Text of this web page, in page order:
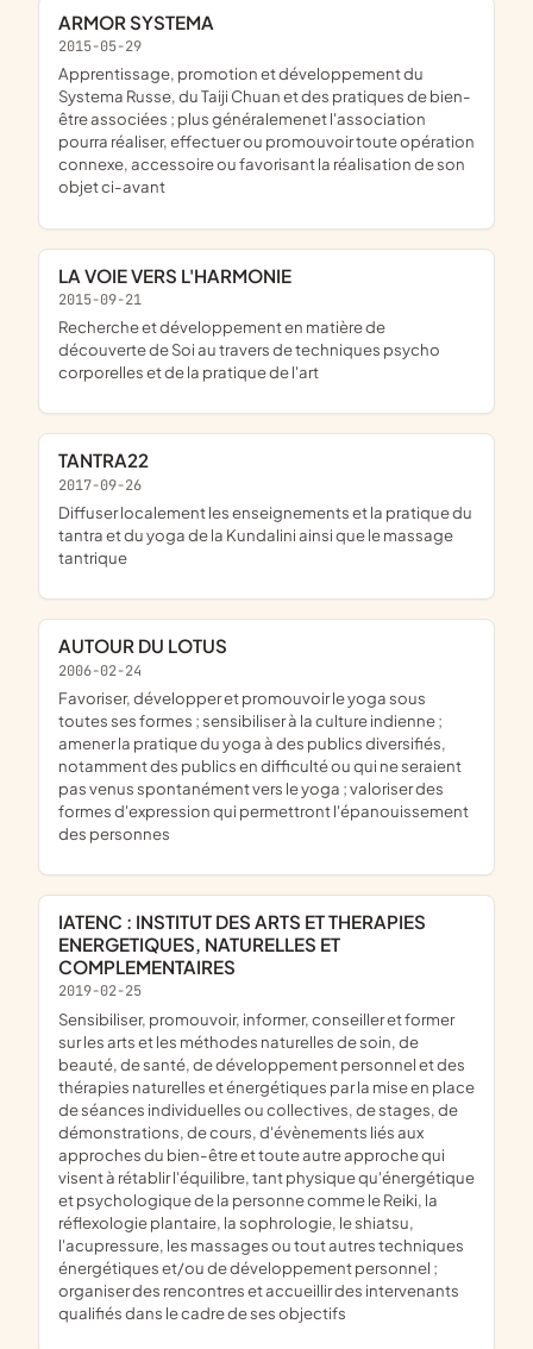
ARMOR SYSTEMA
2015-05-29
apprentissage, promotion et développement du
Systema Russe, du Taiji Chuan et des pratiques de bien-
être associées ; plus généralemenet l'association
pourra réaliser, effectuer ou promouvoir toute opération
connexe, accessoire ou favorisant la réalisation de son
objet ci-avant
LA VOIE VERS L'HARMONIE
2015-09-21
recherche et développement en matière de
découverte de Soi au travers de techniques psycho
corporelles et de la pratique de l'art
TANTRA22
2017-09-26
diffuser localement les enseignements et la pratique du
tantra et du yoga de la Kundalini ainsi que le massage
tantrique
AUTOUR DU LOTUS
2006-02-24
favoriser, développer et promouvoir le yoga sous
toutes ses formes ; sensibiliser à la culture indienne ;
amener la pratique du yoga à des publics diversifiés,
notamment des publics en difficulté ou qui ne seraient
pas venus spontanément vers le yoga ; valoriser des
formes d'expression qui permettront l'épanouissement
des personnes
IATENC : INSTITUT DES ARTS ET THERAPIES
ENERGETIQUES, NATURELLES ET
COMPLEMENTAIRES
2019-02-25
sensibiliser, promouvoir, informer, conseiller et former
sur les arts et les méthodes naturelles de soin, de
beauté, de santé, de développement personnel et des
thérapies naturelles et énergétiques par la mise en place
de séances individuelles ou collectives, de stages, de
démonstrations, de cours, d'évènements liés aux
approches du bien-être et toute autre approche qui
visent à rétablir l'équilibre, tant physique qu'énergétique
et psychologique de la personne comme le Reiki, la
réflexologie plantaire, la sophrologie, le shiatsu,
l'acupressure, les massages ou tout autres techniques
énergétiques et/ou de développement personnel ;
organiser des rencontres et accueillir des intervenants
qualifiés dans le cadre de ses objectifs